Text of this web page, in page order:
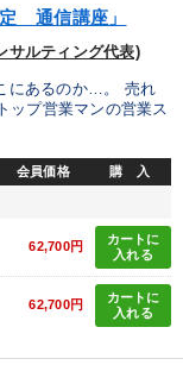
通信講座」
サルティング代表)
にあるのか…。 売れ
ップ営業マンの営業ス
会員価格 購 入
62,700円
カートに
入れる
62,700円
カートに
入れる